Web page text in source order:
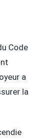
Code
a
la